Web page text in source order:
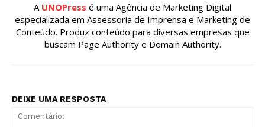
A UNOPress é uma Agência de Marketing Digital
especializada em Assessoria de Imprensa e Marketing de
Conteúdo. Produz conteúdo para diversas empresas que
buscam Page Authority e Domain Authority.
DEIXE UMA RESPOSTA